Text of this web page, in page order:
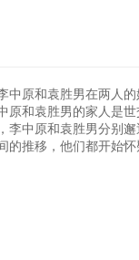
中原和袁胜男在两人
和袁胜男的家人是
中原和袁胜男分别邂
的推移，他们都开始